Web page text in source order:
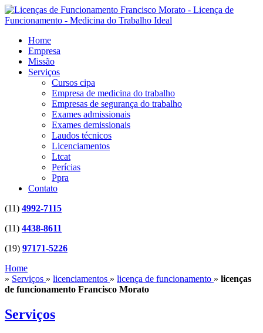
Home
Empresa
Missão
Serviços
Cursos cipa
Empresa de medicina do trabalho
Empresas de segurança do trabalho
Exames admissionais
Exames demissionais
Laudos técnicos
Licenciamentos
Ltcat
Perícias
Ppra
Contato
(11) 4992-7115
(11) 4438-8611
(19) 97171-5226
Home
» Serviços » licenciamentos » licença de funcionamento » licenças
de funcionamento Francisco Morato
Serviços